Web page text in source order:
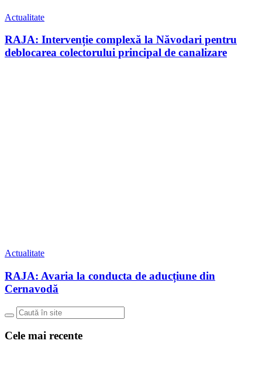
Actualitate
RAJA: Intervenție complexă la Năvodari pentru
deblocarea colectorului principal de canalizare
Actualitate
RAJA: Avaria la conducta de aducțiune din
Cernavodă
Cele mai recente